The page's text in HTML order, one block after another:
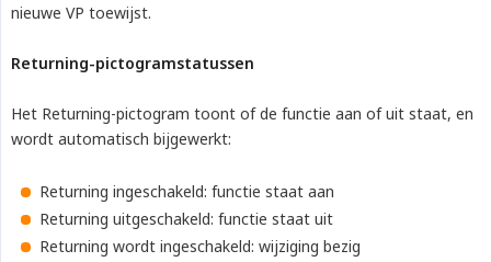
nieuwe VP toewijst.
Returning-pictogramstatussen
Het Returning-pictogram toont of de functie aan of uit staat, en
wordt automatisch bijgewerkt:
Returning ingeschakeld: functie staat aan
Returning uitgeschakeld: functie staat uit
Returning wordt ingeschakeld: wijziging bezig